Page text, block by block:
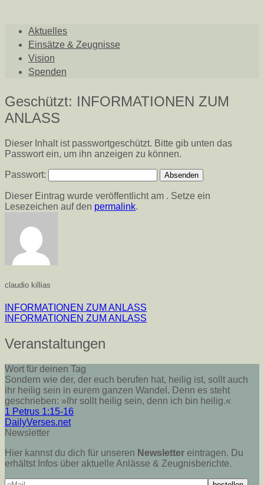
Aktuelles
Einsätze & Zeugnisse
Vision
Spenden
Geschützt: INFORMATIONEN ZUM
ANLASS
Dieser Inhalt ist passwortgeschützt. Bitte gib unten das
Passwort ein, um ihn anzeigen zu können.
Passwort:
Dieser Eintrag wurde veröffentlicht am . Setze ein
Lesezeichen auf den permalink.
claudio killias
INFORMATIONEN ZUM ANLASS
INFORMATIONEN ZUM ANLASS
Veranstaltungen
Wort für deinen Tag
Sondern wie der, der euch berufen hat, heilig ist, sollt auch
ihr heilig sein in eurem ganzen Wandel. Denn es steht
geschrieben: »Ihr sollt heilig sein, denn ich bin heilig.«
1 Petrus 1:15-16
DailyVerses.net
Newsletter
Hier kannst du dich für unseren Newsletter eintragen. Du
erhältst Infos über aktuelle Anlässe & Zeugnisberichte.